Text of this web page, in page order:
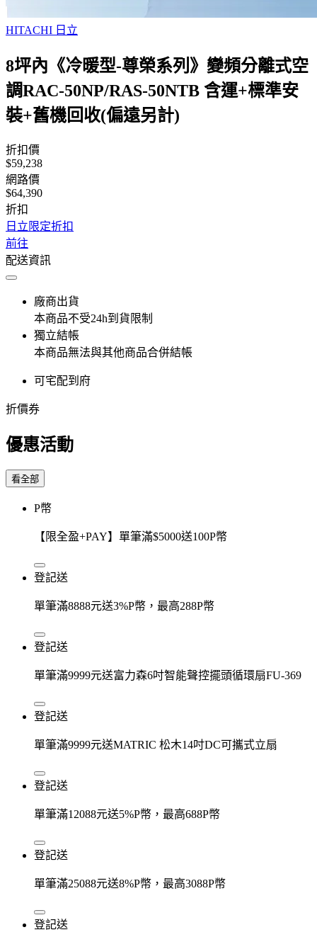
HITACHI 日立
8坪內《冷暖型-尊榮系列》變頻分離式空
調RAC-50NP/RAS-50NTB 含運+標準安
裝+舊機回收(偏遠另計)
折扣價
$59,238
網路價
$64,390
折扣
日立限定折扣
前往
配送資訊
廠商出貨
本商品不受24h到貨限制
獨立結帳
本商品無法與其他商品合併結帳
可宅配到府
折價券
優惠活動
看全部
P幣
【限全盈+PAY】單筆滿$5000送100P幣
登記送
單筆滿8888元送3%P幣，最高288P幣
登記送
單筆滿9999元送富力森6吋智能聲控擺頭循環扇FU-369
登記送
單筆滿9999元送MATRIC 松木14吋DC可攜式立扇
登記送
單筆滿12088元送5%P幣，最高688P幣
登記送
單筆滿25088元送8%P幣，最高3088P幣
登記送